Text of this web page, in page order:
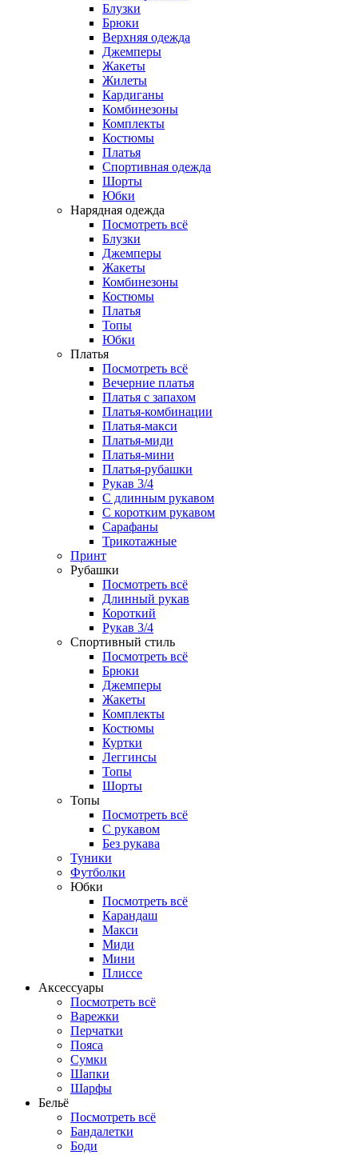
Блузки
Брюки
Верхняя одежда
Джемперы
Жакеты
Жилеты
Кардиганы
Комбинезоны
Комплекты
Костюмы
Платья
Спортивная одежда
Шорты
Юбки
Нарядная одежда
Посмотреть всё
Блузки
Джемперы
Жакеты
Комбинезоны
Костюмы
Платья
Топы
Юбки
Платья
Посмотреть всё
Вечерние платья
Платья с запахом
Платья-комбинации
Платья-макси
Платья-миди
Платья-мини
Платья-рубашки
Рукав 3/4
С длинным рукавом
С коротким рукавом
Сарафаны
Трикотажные
Принт
Рубашки
Посмотреть всё
Длинный рукав
Короткий
Рукав 3/4
Спортивный стиль
Посмотреть всё
Брюки
Джемперы
Жакеты
Комплекты
Костюмы
Куртки
Леггинсы
Топы
Шорты
Топы
Посмотреть всё
C рукавом
Без рукава
Туники
Футболки
Юбки
Посмотреть всё
Карандаш
Макси
Миди
Мини
Плиссе
Аксессуары
Посмотреть всё
Варежки
Перчатки
Пояса
Сумки
Шапки
Шарфы
Бельё
Посмотреть всё
Бандалетки
Боди